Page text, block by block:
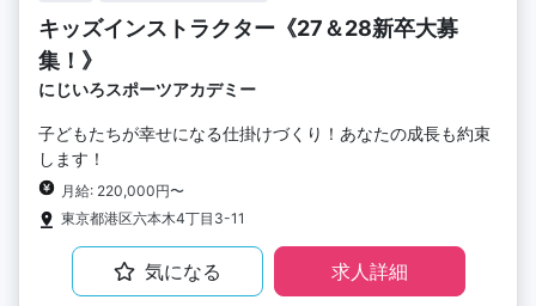
キッズインストラクター《27＆28新卒大募
集！》
にじいろスポーツアカデミー
子どもたちが幸せになる仕掛けづくり！あなたの成長も約束
します！
月給: 220,000円〜
東京都港区六本木4丁目3-11
気になる 求人詳細